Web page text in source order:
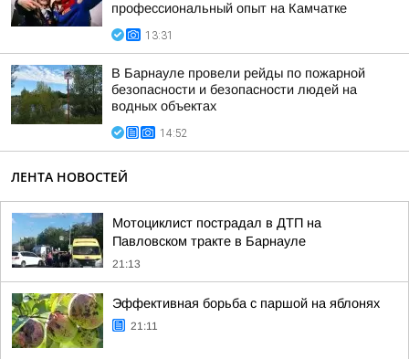
профессиональный опыт на Камчатке
13:31
В Барнауле провели рейды по пожарной
безопасности и безопасности людей на
водных объектах
14:52
ЛЕНТА НОВОСТЕЙ
Мотоциклист пострадал в ДТП на
Павловском тракте в Барнауле
21:13
Эффективная борьба с паршой на яблонях
21:11